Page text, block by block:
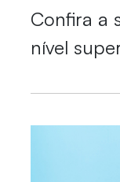
Confira a
nível